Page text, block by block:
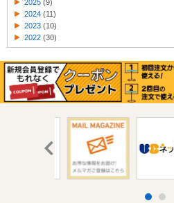
2025 (9)
2024 (11)
2023 (10)
2022 (30)